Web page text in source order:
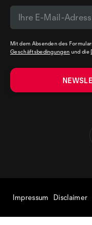
Mit dem Absenden des
Geschäftsbedingungen und die
Impressum Disclaimer